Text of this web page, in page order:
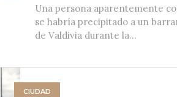
Una persona aparentemente
se habría precipitado a un
de Valdivia durante la...
CIUDAD